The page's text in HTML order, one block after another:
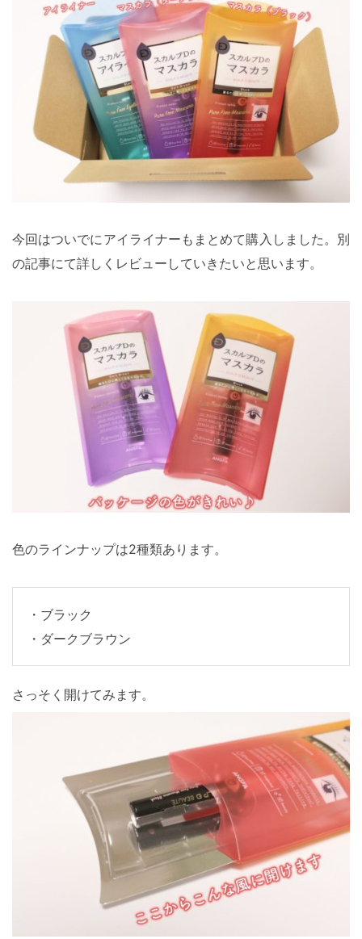
今回はついでにアイライナーもまとめて購入しました。別
の記事にて詳しくレビューしていきたいと思います。
色のラインナップは2種類あります。
・ブラック
・ダークブラウン
さっそく開けてみます。